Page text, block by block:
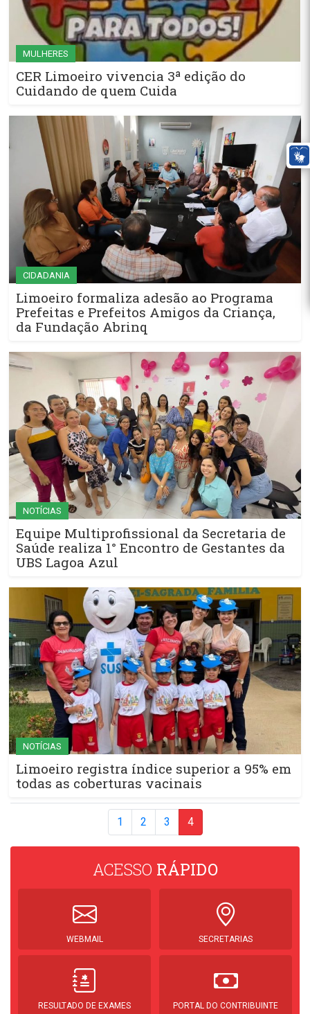
MULHERES
CER Limoeiro vivencia 3ª edição do
Cuidando de quem Cuida
CIDADANIA
Limoeiro formaliza adesão ao Programa
Prefeitas e Prefeitos Amigos da Criança,
da Fundação Abrinq
NOTÍCIAS
Equipe Multiprofissional da Secretaria de
Saúde realiza 1° Encontro de Gestantes da
UBS Lagoa Azul
NOTÍCIAS
Limoeiro registra índice superior a 95% em
todas as coberturas vacinais
1 2 3 4
ACESSO RÁPIDO
WEBMAIL SECRETARIAS
RESULTADO DE EXAMES PORTAL DO CONTRIBUINTE